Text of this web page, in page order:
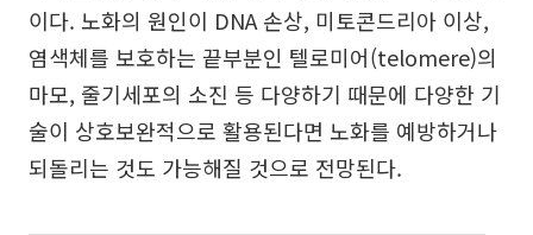
이다. 노화의 원인이 DNA 손상, 미토콘드리아 이상,
염색체를 보호하는 끝부분인 텔로미어(telomere)의
마모, 줄기세포의 소진 등 다양하기 때문에 다양한 기
술이 상호보완적으로 활용된다면 노화를 예방하거나
되돌리는 것도 가능해질 것으로 전망된다.